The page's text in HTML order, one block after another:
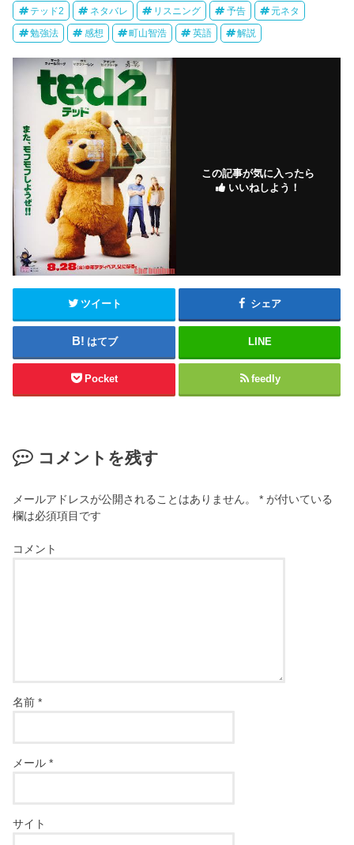
テッド2 ネタバレ リスニング 予告 元ネタ
勉強法 感想 町山智浩 英語 解説
この記事が気に入ったら
いいねしよう！
ツイート シェア
はてブ LINE
Pocket feedly
コメントを残す
メールアドレスが公開されることはありません。 * が付いている
欄は必須項目です
コメント
名前*
メール*
サイト